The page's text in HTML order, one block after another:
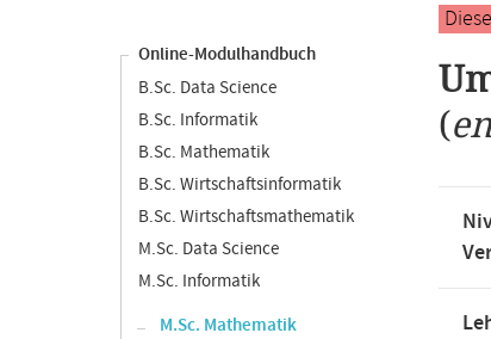
Online-Modulhandbuch
B.Sc. Data Science
B.Sc. Informatik
B.Sc. Mathematik
B.Sc. Wirtschaftsinformatik
B.Sc. Wirtschaftsmathematik
M.Sc. Data Science
M.Sc. Informatik
M.Sc. Mathematik
(